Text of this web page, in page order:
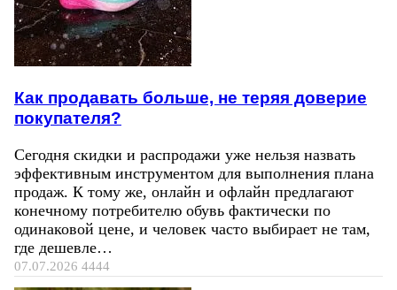
Как продавать больше, не теряя доверие
покупателя?
Сегодня скидки и распродажи уже нельзя назвать
эффективным инструментом для выполнения плана
продаж. К тому же, онлайн и офлайн предлагают
конечному потребителю обувь фактически по
одинаковой цене, и человек часто выбирает не там,
где дешевле…
07.07.2026 4444